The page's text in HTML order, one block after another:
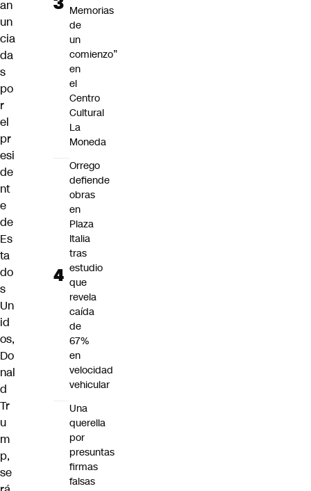
an
un
cia
da
s
po
r
el
pr
esi
de
nt
e
de
Es
ta
do
s
Un
id
os,
Do
nal
d
Tr
u
m
p,
se
Memorias
de
un
comienzo”
en
el
Centro
Cultural
La
Moneda
Orrego
defiende
obras
en
Plaza
Italia
tras
estudio
que
revela
caída
de
67%
en
velocidad
vehicular
Una
querella
por
presuntas
firmas
falsas